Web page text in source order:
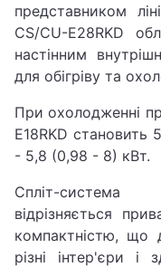
представником
CS/CU-E28RKD
настінним
для обігріву та
При охолодженні
E18RKD становить
- 5,8 (0,98 - 8) кВт.
Спліт-система
відрізняється
компактністю, що
різні інтер'єри і